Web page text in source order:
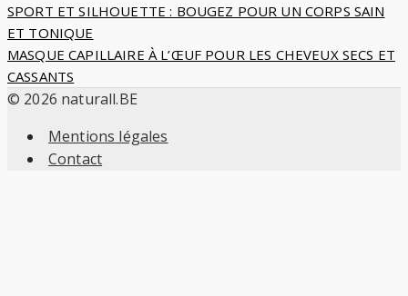
Navigation
de
l’article
SPORT ET SILHOUETTE : BOUGEZ POUR UN CORPS SAIN
ET TONIQUE
MASQUE CAPILLAIRE À L’ŒUF POUR LES CHEVEUX SECS ET
CASSANTS
© 2026 naturall.BE
Mentions légales
Contact